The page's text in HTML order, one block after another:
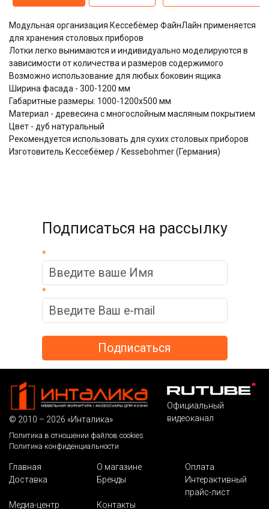
Модульная организация Кессебёмер ФайнЛайн применяется
для хранения столовых приборов
Лотки легко вынимаются и индивидуально моделируются в
зависимости от количества и размеров содержимого
Возможно использование для любых боковин ящика
Ширина фасада - 300-1200 мм
Габаритные размеры: 1000-1200х500 мм
Материал - древесина с многослойным масляным покрытием
Цвет - дуб натуральный
Рекомендуется использовать для сухих столовых приборов
Изготовитель Кессебёмер / Kessebohmer (Германия)
Подписаться на рассылку
*
*
© 2010 – 2026 «Инталика»
Политика в отношении файлов cookies
Политика конфиденциальности
Официальный
видеоканал
Главная О магазине
Оплата
Доставка
Бренды
Интерактивный
прайс-лист
Медиа-центр
Контакты